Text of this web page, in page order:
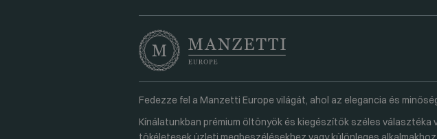
Fedezze fel a Manzetti Europe világát, ahol az elegancia és
Kínálatunkban prémium öltönyök és kiegészítők széles választéka